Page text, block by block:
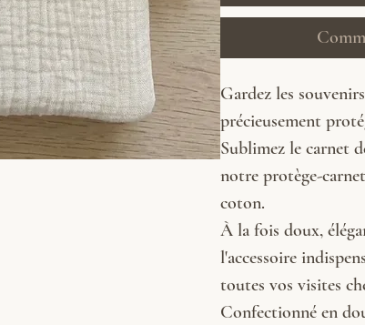
Gardez les
précieusement
Sublimez le carnet
notre protège-
coton.
À la fois doux,
l'accessoire
toutes vos visites
Confectionné en